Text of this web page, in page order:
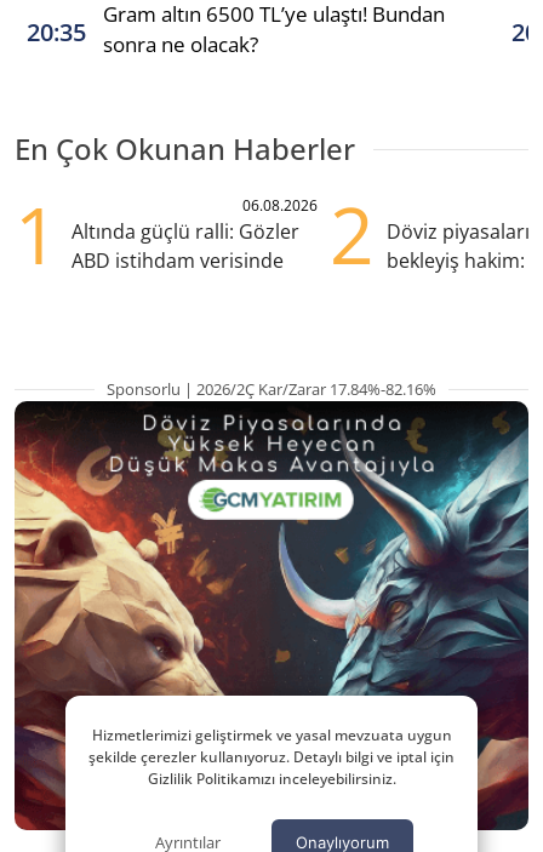
20:35
Gram altın 6500 TL’ye ulaştı! Bundan
sonra ne olacak?
En Çok Okunan Haberler
1 06.08.2026
Altında güçlü ralli: Gözler
ABD istihdam verisinde
2
Döviz
bekleyiş hakim:
Sponsorlu | 2026/2Ç Kar/Zarar 17.84%-82.16%
Hizmetlerimizi geliştirmek ve yasal mevzuata uygun
şekilde çerezler kullanıyoruz. Detaylı bilgi ve iptal için
Gizlilik Politikamızı inceleyebilirsiniz.
Ayrıntılar Onaylıyorum